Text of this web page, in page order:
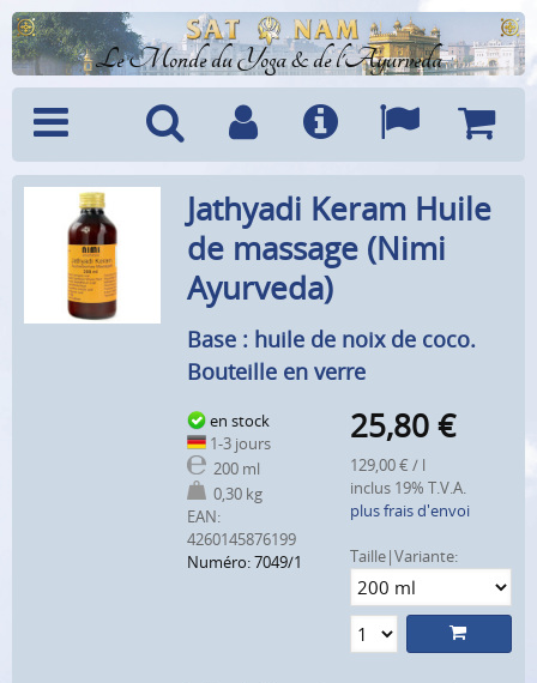
Le Monde du Yoga & de l'Ayurveda
Menu Recherche
CompteInfo LanguesPanier
Jathyadi Keram Huile
de massage (Nimi
Ayurveda)
Base : huile de noix de coco.
Bouteille en verre
en stock
1-3 jours
200 ml
0,30 kg
EAN:
4260145876199
Numéro: 7049/1
25,80 €
129,00 € / l
inclus 19% T.V.A.
plus frais d'envoi
Taille|Variante: